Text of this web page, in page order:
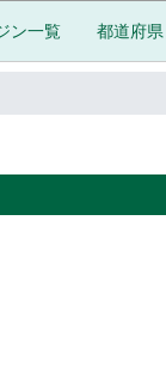
ン一覧 都道府